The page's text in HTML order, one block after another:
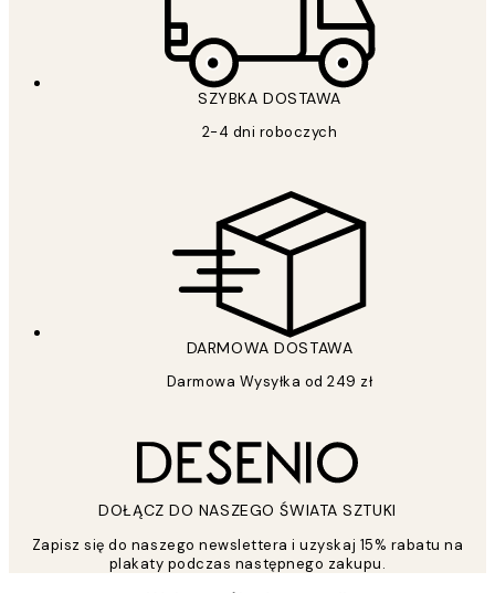
SZYBKA DOSTAWA
2-4 dni roboczych
DARMOWA DOSTAWA
Darmowa Wysyłka od 249 zł
DOŁĄCZ DO NASZEGO ŚWIATA SZTUKI
Zapisz się do naszego newslettera i uzyskaj 15% rabatu na
plakaty podczas następnego zakupu.